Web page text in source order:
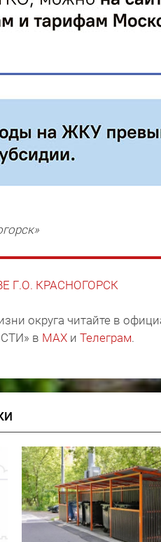
Г.О. КРАСНОГОРСК
округа читайте в
в MAX и Телеграм.